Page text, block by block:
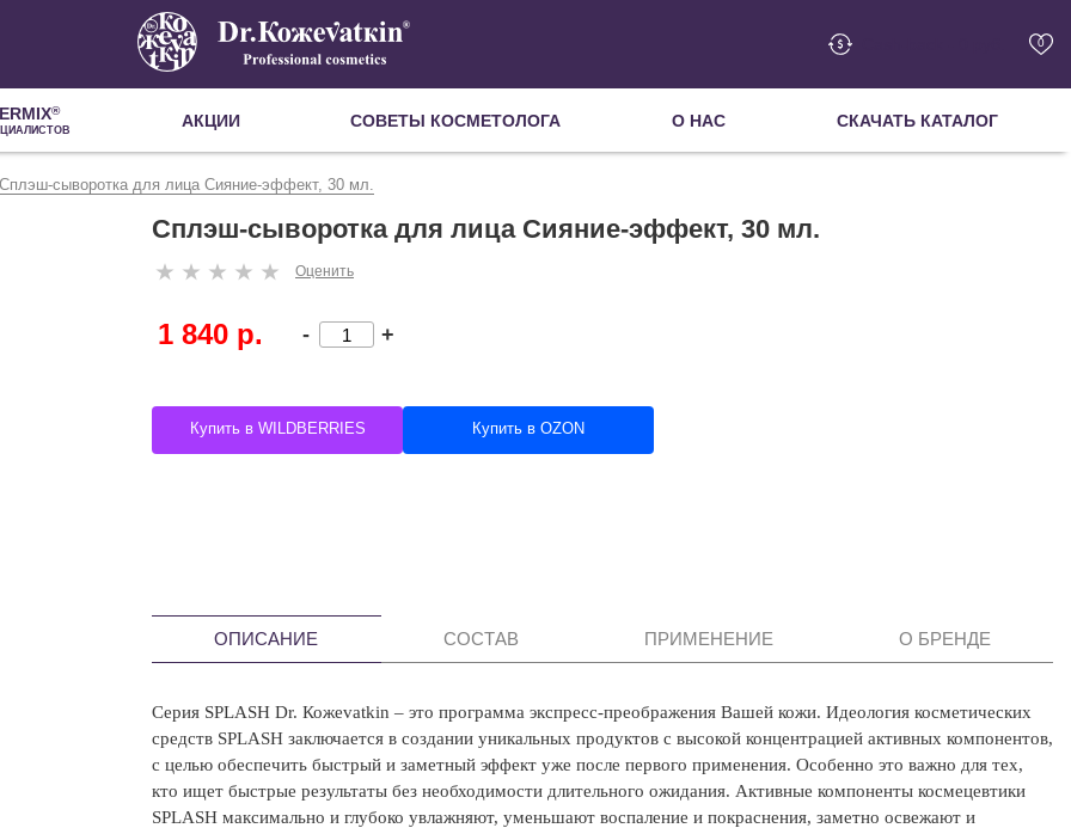
0
® АКЦИИ СОВЕТЫ КОСМЕТОЛОГА О НАС СКАЧАТЬ КАТАЛОГ
Сплэш-сыворотка для лица Сияние-эффект, 30 мл.
Сплэш-сыворотка для лица Сияние-эффект, 30 мл.
Оценить
1 840 р. - +
Купить в WILDBERRIES Купить в OZON
ОПИСАНИЕ СОСТАВ ПРИМЕНЕНИЕ О БРЕНДЕ
Серия SPLASH Dr. Кожеvatkin – это программа экспресс-преображения Вашей кожи. Идеология косметических
средств SPLASH заключается в создании уникальных продуктов с высокой концентрацией активных компонентов,
с целью обеспечить быстрый и заметный эффект уже после первого применения. Особенно это важно для тех,
кто ищет быстрые результаты без необходимости длительного ожидания. Активные компоненты космецевтики
SPLASH максимально и глубоко увлажняют, уменьшают воспаление и покраснения, заметно освежают и